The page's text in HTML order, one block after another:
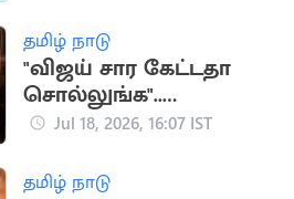
ஸ்ரீநாத்
தமிழ் நாடு
"விஜய் சார கேட்டதா
சொல்லுங்க"..
திரிஷாவை நோக்கி
ரசிகர்கள்
Jul 18, 2026, 16:07 IST
தமிழ் நாடு